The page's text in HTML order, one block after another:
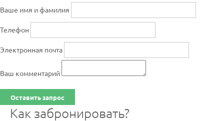
Ваше имя и фамилия
Телефон
Электронная почта
Ваш комментарий
Оставить запрос
Как забронировать?